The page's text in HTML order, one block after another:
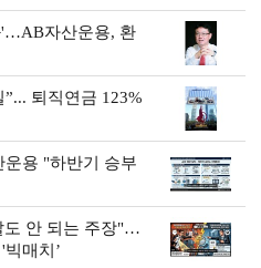
'…AB자산운용, 환
퇴직연금 123%
용 "하반기 승부
도 안 되는 주장"…
매치’